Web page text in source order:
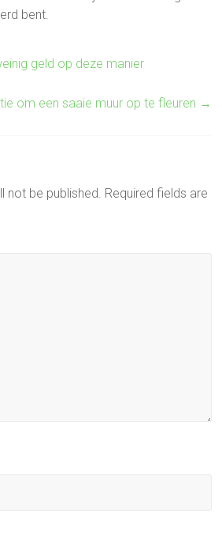
bent.
geld op deze manier
om een saaie muur op te fleuren →
not be published. Required fields are